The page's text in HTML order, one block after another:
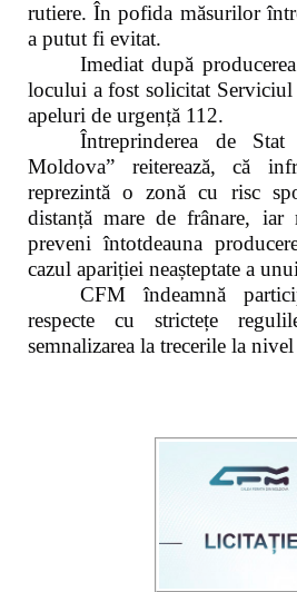
rutiere. În pofida măsurilor
a putut fi evitat.
Imediat după
locului a fost solicitat
apeluri de urgență 112.
Întreprinderea de
Moldova” reiterează, că
reprezintă o zonă cu risc
distanță mare de frânare, iar
preveni întotdeauna
cazul apariției neașteptate a
CFM îndeamnă
respecte cu strictețe
semnalizarea la trecerile la